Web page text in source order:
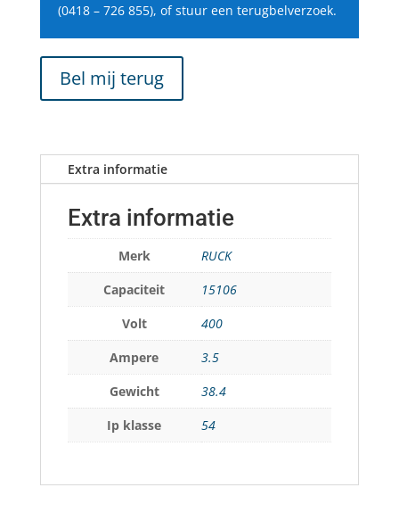
(0418 – 726 855), of stuur een terugbelverzoek.
Bel mij terug
Extra informatie
Extra informatie
Merk
RUCK
Capaciteit
15106
Volt
400
Ampere
3.5
Gewicht
38.4
Ip klasse
54